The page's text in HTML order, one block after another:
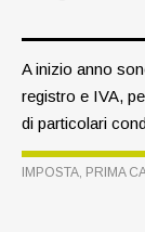
A inizio anno
registro e IVA,
di particolari
nuova
anteriormente
IMPOSTA, PRIMA